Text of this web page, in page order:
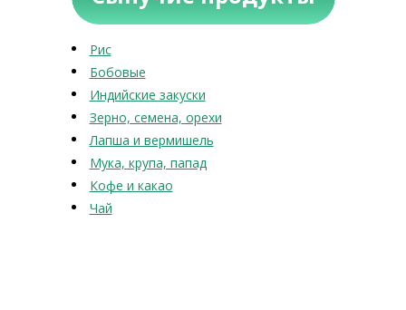
Рис
Бобовые
Индийские закуски
Зерно, семена, орехи
Лапша и вермишель
Мука, крупа, папад
Кофе и какао
Чай